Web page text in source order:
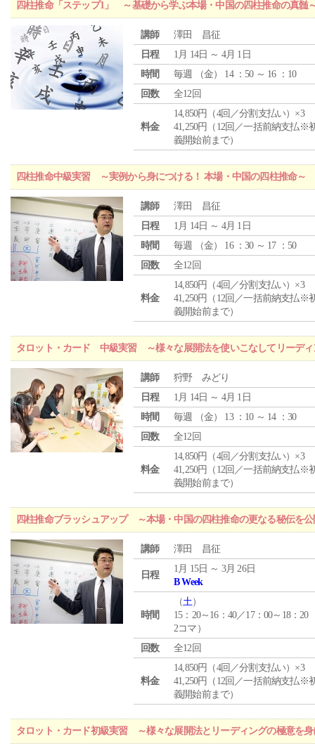
四柱推命「ステップ1」 ～基礎から学ぶ本場・中国の四柱推命の真髄
講師
澤田 昌征
日程
1月 14日 ～ 4月 1日
時間
毎週 （金） 14 ：50 ～ 16 ：10
回数
全12回
料金
14,850円（4回／分割支払い）×3
41,250円（12回／一括前納支払※
義開始前まで）
四柱推命中級実習 ～実例から身につける！ 本場・中国の四柱推命～
講師
澤田 昌征
日程
1月 14日 ～ 4月 1日
時間
毎週 （金） 16 ：30 ～ 17 ：50
回数
全12回
料金
14,850円（4回／分割支払い）×3
41,250円（12回／一括前納支払※
義開始前まで）
タロット・カード 中級実習 ～様々な展開法を使いこなしてリーディ
講師
狩野 みどり
日程
1月 14日 ～ 4月 1日
時間
毎週 （金） 13 ：10 ～ 14 ：30
回数
全12回
料金
14,850円（4回／分割支払い）×3
41,250円（12回／一括前納支払※
義開始前まで）
四柱推命ブラッシュアップ ～本場・中国の四柱推命の更なる秘伝を
講師 澤田 昌征
日程
1月 15日 ～ 3月 26日
B Week
時間
（土）
15：20～16：40／17：00～18：20
2コマ）
回数
全12回
料金
14,850円（4回／分割支払い）×3
41,250円（12回／一括前納支払※
義開始前まで）
タロット・カード初級実習 ～様々な展開法とリーディングの極意を身